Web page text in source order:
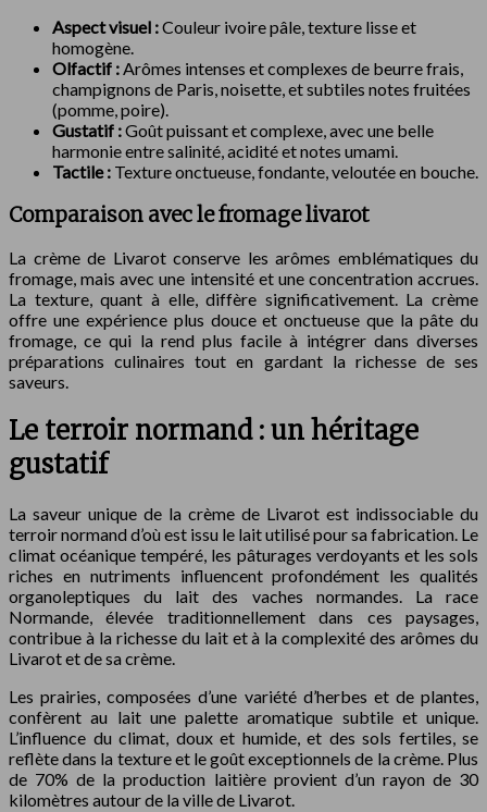
Aspect visuel :Couleur ivoire pâle, texture lisse et
homogène.
Olfactif :Arômes intenses et complexes de beurre frais,
champignons de Paris, noisette, et subtiles notes fruitées
(pomme, poire).
Gustatif :Goût puissant et complexe, avec une belle
harmonie entre salinité, acidité et notes umami.
Tactile : Texture onctueuse, fondante, veloutée en bouche.
Comparaison avec le fromage livarot
La crème de Livarot conserve les arômes emblématiques du
fromage, mais avec une intensité et une concentration accrues.
La texture, quant à elle, diffère significativement. La crème
offre une expérience plus douce et onctueuse que la pâte du
fromage, ce qui la rend plus facile à intégrer dans diverses
préparations culinaires tout en gardant la richesse de ses
saveurs.
Le terroir normand : un héritage
gustatif
La saveur unique de la crème de Livarot est indissociable du
terroir normand d’où est issu le lait utilisé pour sa fabrication. Le
climat océanique tempéré, les pâturages verdoyants et les sols
riches en nutriments influencent profondément les qualités
organoleptiques du lait des vaches normandes. La race
Normande, élevée traditionnellement dans ces paysages,
contribue à la richesse du lait et à la complexité des arômes du
Livarot et de sa crème.
Les prairies, composées d’une variété d’herbes et de plantes,
confèrent au lait une palette aromatique subtile et unique.
L’influence du climat, doux et humide, et des sols fertiles, se
reflète dans la texture et le goût exceptionnels de la crème. Plus
de 70% de la production laitière provient d’un rayon de 30
kilomètres autour de la ville de Livarot.